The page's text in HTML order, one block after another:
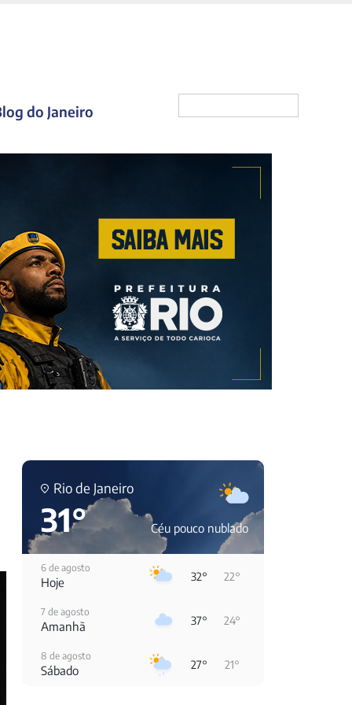
do Janeiro
Rio de Janeiro
31° Céu pouco nublado
6 de agosto
Hoje 32° 22°
7 de agosto
Amanhã 37° 24°
8 de agosto
Sábado 27° 21°